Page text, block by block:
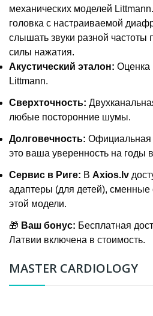
MASTER CARDIOLOGY
механических моделей
головка с настраиваемой
слышать звуки разной
силы нажатия.
Акустический эталон: Оценка
Littmann.
Сверхточность:
любые посторонние шумы.
Долговечность: Официальная
это ваша уверенность на годы
Сервис в Риге: В Axios.lv
адаптеры (для детей),
этой модели.
🎁 Ваш бонус: Бесплатная
Латвии включена в стоимость.